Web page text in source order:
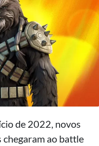
de 2022, novos
chegaram ao battle